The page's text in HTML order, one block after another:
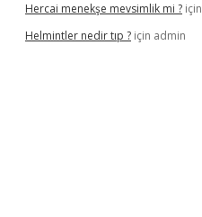
Hercai menekşe mevsimlik mi ? için
Helmintler nedir tıp ? için admin